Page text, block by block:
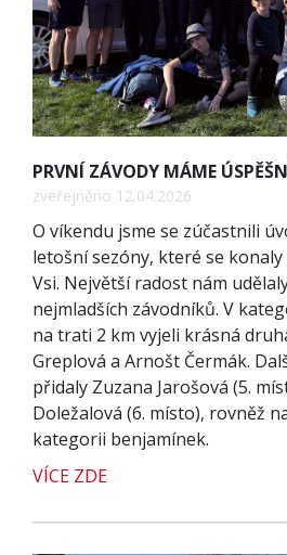
PRVNÍ ZÁVODY MÁME
zveřejněno 12.04.2026
O víkendu jsme se zúčastnili
letošní sezóny, které se
Vsi. Největší radost nám
nejmladších závodníků. V
na trati 2 km vyjeli krásná
Greplová a Arnošt Čermák.
přidaly Zuzana Jarošová (5.
Doležalová (6. místo), rovněž
kategorii benjamínek.
VÍCE ZDE